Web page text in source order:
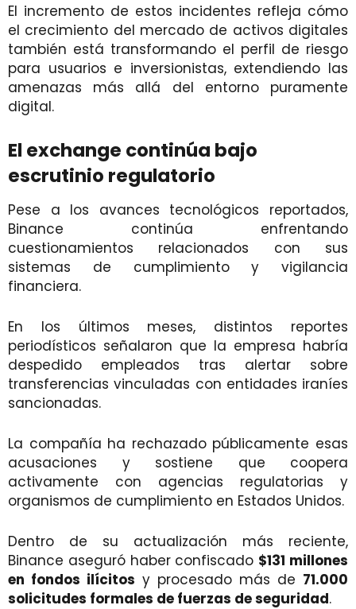
El incremento de estos incidentes refleja cómo
el crecimiento del mercado de activos digitales
también está transformando el perfil de riesgo
para usuarios e inversionistas, extendiendo las
amenazas más allá del entorno puramente
digital.
El exchange continúa bajo
escrutinio regulatorio
Pese a los avances tecnológicos reportados,
Binance continúa enfrentando
cuestionamientos relacionados con sus
sistemas de cumplimiento y vigilancia
financiera.
En los últimos meses, distintos reportes
periodísticos señalaron que la empresa habría
despedido empleados tras alertar sobre
transferencias vinculadas con entidades iraníes
sancionadas.
La compañía ha rechazado públicamente esas
acusaciones y sostiene que coopera
activamente con agencias regulatorias y
organismos de cumplimiento en Estados Unidos.
Dentro de su actualización más reciente,
Binance aseguró haber confiscado $131 millones
en fondos ilícitos y procesado más de 71.000
solicitudes formales de fuerzas de seguridad.